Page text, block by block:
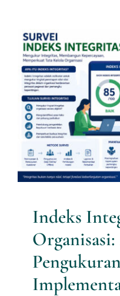
Indeks
Metode
Indeks